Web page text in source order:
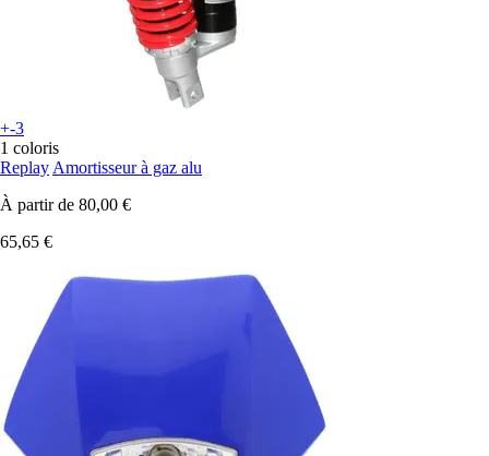
+-3
1 coloris
Replay Amortisseur à gaz alu
À partir de 80,00 €
65,65 €